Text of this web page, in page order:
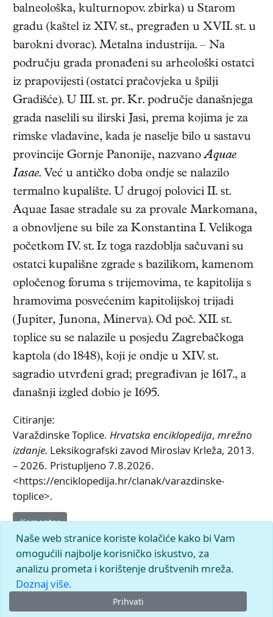
balneološka, kulturnopov. zbirka) u Starom
gradu (kaštel iz XIV. st., pregrađen u XVII. st. u
barokni dvorac). Metalna industrija. – Na
području grada pronađeni su arheološki ostatci
iz prapovijesti (ostatci pračovjeka u špilji
Gradišće). U III. st. pr. Kr. područje današnjega
grada naselili su ilirski Jasi, prema kojima je za
rimske vladavine, kada je naselje bilo u sastavu
provincije Gornje Panonije, nazvanoAquae
Iasae. Već u antičko doba ondje se nalazilo
termalno kupalište. U drugoj polovici II. st.
Aquae Iasae stradale su za provale Markomana,
a obnovljene su bile za Konstantina I. Velikoga
početkom IV. st. Iz toga razdoblja sačuvani su
ostatci kupališne zgrade s bazilikom, kamenom
opločenog foruma s trijemovima, te kapitolija s
hramovima posvećenim kapitolijskoj trijadi
(Jupiter, Junona, Minerva). Od poč. XII. st.
toplice su se nalazile u posjedu Zagrebačkoga
kaptola (do 1848), koji je ondje u XIV. st.
sagradio utvrđeni grad; pregrađivan je 1617., a
današnji izgled dobio je 1695.
Citiranje:
Varaždinske Toplice. Hrvatska enciklopedija, mrežno
izdanje. Leksikografski zavod Miroslav Krleža, 2013.
– 2026. Pristupljeno 7.8.2026.
<https://enciklopedija.hr/clanak/varazdinske-
toplice>.
Komentar
Naše web stranice koriste kolačiće kako bi Vam
omogućili najbolje korisničko iskustvo, za
analizu prometa i korištenje društvenih mreža.
Doznaj više.
Prihvati
© 2026.Leksikografski zavodMiroslav Krleža